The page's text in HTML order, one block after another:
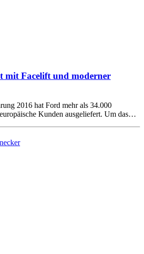
mit Facelift und moderner
2016 hat Ford mehr als 34.000
Kunden ausgeliefert. Um das…